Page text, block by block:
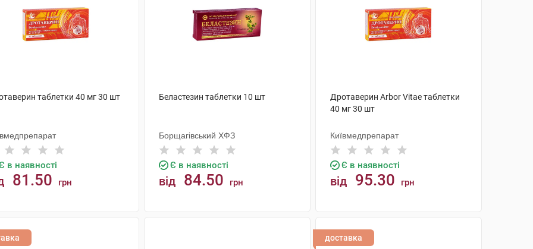
таблетки 40 мг 30 шт
в наявності
81.50 грн
Беластезин таблетки 10 шт
Борщагівський ХФЗ
Є в наявності
від 84.50 грн
Дротаверин Arbor Vitae таблетки
40 мг 30 шт
Київмедпрепарат
Є в наявності
від 95.30 грн
доставка